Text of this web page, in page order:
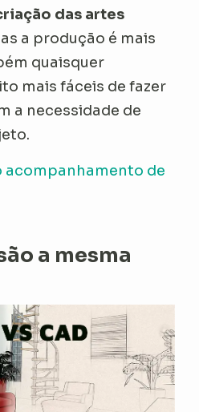
das artes
a produção é mais
quaisquer
mais fáceis de fazer
a necessidade de
acompanhamento de
a mesma